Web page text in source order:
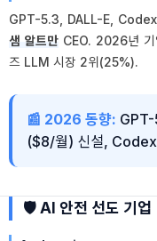
GPT-5.3, DALL-E, Codex
샘 알트만 CEO. 2026년 기
즈 LLM 시장 2위(25%).
📰 2026 동향:
($8/월) 신설,
🛡️ AI 안전 선도 기업